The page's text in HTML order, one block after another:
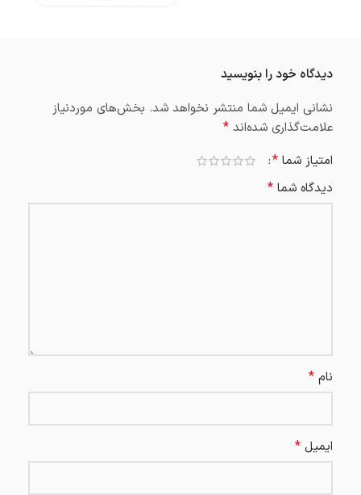
دیدگاه خود را بنویسید
نشانی ایمیل شما منتشر نخواهد شد. بخش‌های موردنیاز
علامت‌گذاری شده‌اند *
امتیاز شما *
دیدگاه شما *
نام *
ایمیل *